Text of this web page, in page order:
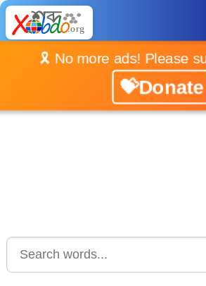
🎗️ No more ads! Please
💝Donate